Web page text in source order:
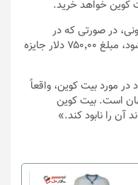
در صورتی که در
مسابقه روز ۲۳ ژانویه (۳ بهمن) برنده شود، مبلغ ۷۵۰٬۰۰ دلار جایزه
مورد بیت کوین، واقعاً
است. بیت کوین
را نابود کند.»